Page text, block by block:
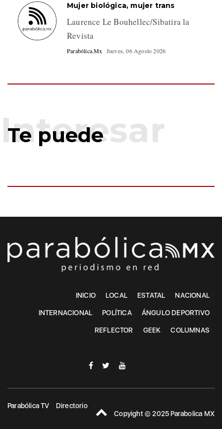
Mujer biológica, mujer trans
Laurence Le Bouhellec/Sibatira la
Revista
Parabólica.Mx Jueves, 06 Agosto 2026
Te puede
INICIO LOCAL ESTATAL NACIONAL
INTERNACIONAL POLÍTICA ÁNGULO DEPORTIVO
REFLECTOR GEEK COLUMNAS
Parabólica TV
Directorio
Copyight © 2025 Parabolica MX